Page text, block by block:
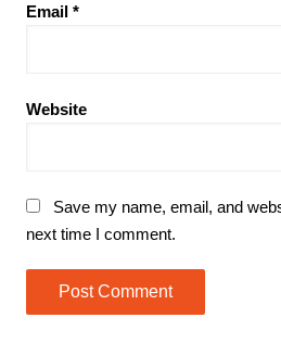
Email *
Website
Save my name, email, and
next time I comment.